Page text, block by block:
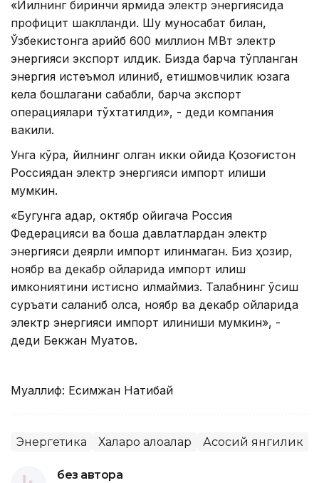
«Йилнинг биринчи ярмида электр энергиясида
профицит шаклланди. Шу муносабат билан,
Ўзбекистонга қарийб 600 миллион МВт электр
энергияси экспорт қилдик. Бизда барча тўпланган
энергия истеъмол қилиниб, етишмовчилик юзага
кела бошлагани сабабли, барча экспорт
операциялари тўхтатилди», - деди компания
вакили.
Унга кўра, йилнинг қолган икки ойида Қозоғистон
Россиядан электр энергияси импорт қилиши
мумкин.
«Бугунга қадар, октябр ойигача Россия
Федерацияси ва бошқа давлатлардан электр
энергияси деярли импорт қилинмаган. Биз ҳозир,
ноябр ва декабр ойларида импорт қилиш
имкониятини истисно қилмаймиз. Талабнинг ўсиш
суръати сақланиб қолса, ноябр ва декабр ойларида
электр энергияси импорт қилиниши мумкин», -
деди Бекжан Муқатов.
Муаллиф: Есимжан Нақтибай
Энергетика Халқаро алоқалар Асосий янгилик
без автора